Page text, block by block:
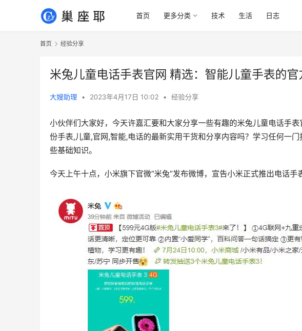
首页 更多分类 技术 生活 日志
首页 经验分享
米兔儿童电话手表官网 精选：智能儿童手表的官
大嫂助理 • 2023年4月17日 10:02 • 经验分享
小伙伴们大家好，今天许嘉汇要和大家分享一些有趣的米兔儿童电话手
份手表,儿童,官网,智能,电话的最新实用干货和分享内容吗？学习任何一
些基础知识。
今天上午十点，小米旗下官微“米兔”发布微博，宣告小米正式推出电话